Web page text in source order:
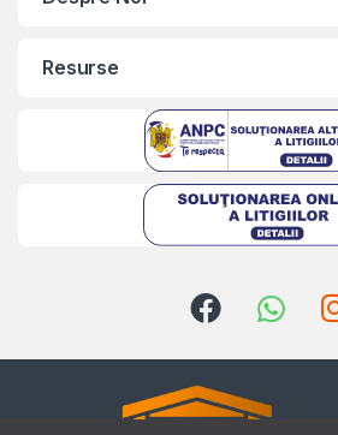
Resurse
Kriszta
Typically replies